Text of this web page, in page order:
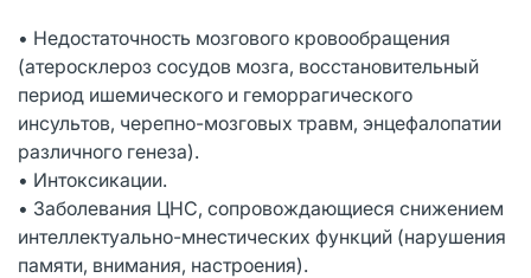
• Недостаточность мозгового кровообращения
(атеросклероз сосудов мозга, восстановительный
период ишемического и геморрагического
инсультов, черепно-мозговых травм, энцефалопатии
различного генеза).
• Интоксикации.
• Заболевания ЦНС, сопровождающиеся снижением
интеллектуально-мнестических функций (нарушения
памяти, внимания, настроения).